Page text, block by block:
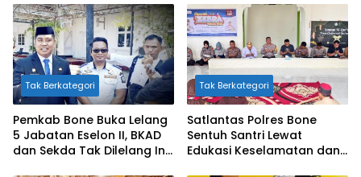
Bahaya Narkotika
Bersama BNNK
Tak Berkategori
Pemkab Bone Buka Lelang
5 Jabatan Eselon II, BKAD
dan Sekda Tak Dilelang Ini
Tak Berkategori
Satlantas Polres Bone
Sentuh Santri Lewat
Edukasi Keselamatan dan